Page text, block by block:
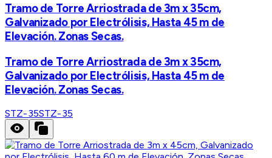
Tramo de Torre Arriostrada de 3m x 35cm,
Galvanizado por Electrólisis, Hasta 45 m de
Elevación. Zonas Secas.
Tramo de Torre Arriostrada de 3m x 35cm,
Galvanizado por Electrólisis, Hasta 45 m de
Elevación. Zonas Secas.
STZ-35STZ-35